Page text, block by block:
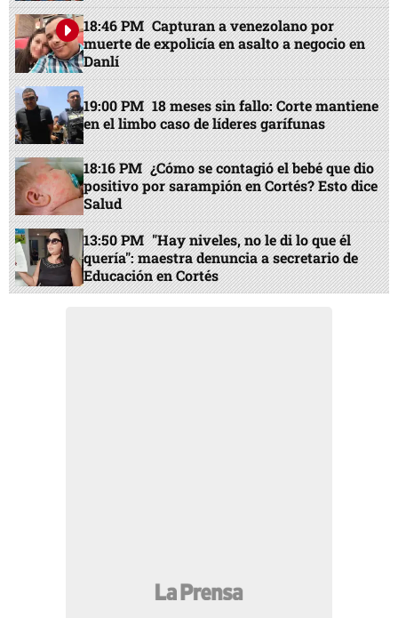
18:46 PM Capturan a venezolano por
muerte de expolicía en asalto a negocio en
Danlí
19:00 PM 18 meses sin fallo: Corte mantiene
en el limbo caso de líderes garífunas
18:16 PM ¿Cómo se contagió el bebé que dio
positivo por sarampión en Cortés? Esto dice
Salud
13:50 PM "Hay niveles, no le di lo que él
quería": maestra denuncia a secretario de
Educación en Cortés